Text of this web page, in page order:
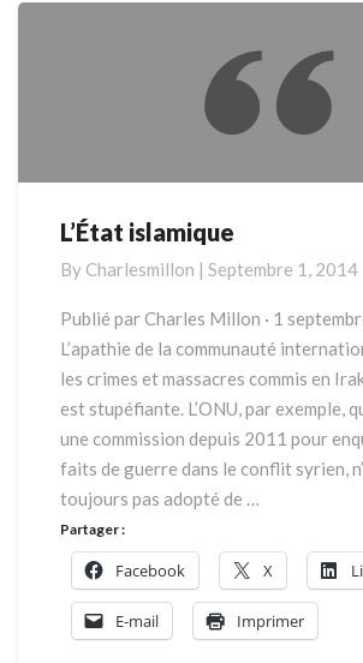
L’État
L’État islamique
By Charlesmillon | Septembre 1, 2014
Publié par Charles Millon · 1
L’apathie de la communauté
les crimes et massacres commis en
est stupéfiante. L’ONU, par exemple,
une commission depuis 2011 pour
faits de guerre dans le conflit syrien,
toujours pas adopté de …
Partager :
Facebook X
E-mail Imprimer